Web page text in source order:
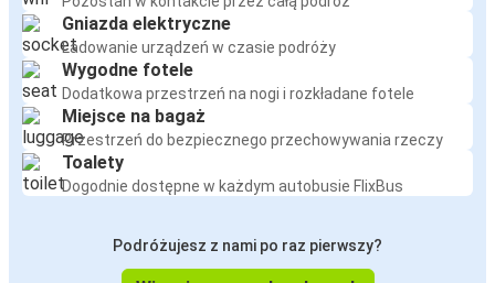
Gniazda elektryczne
Ładowanie urządzeń w czasie podróży
Wygodne fotele
Dodatkowa przestrzeń na nogi i rozkładane fotele
Miejsce na bagaż
Przestrzeń do bezpiecznego przechowywania rzeczy
Toalety
Dogodnie dostępne w każdym autobusie FlixBus
Podróżujesz z nami po raz pierwszy?